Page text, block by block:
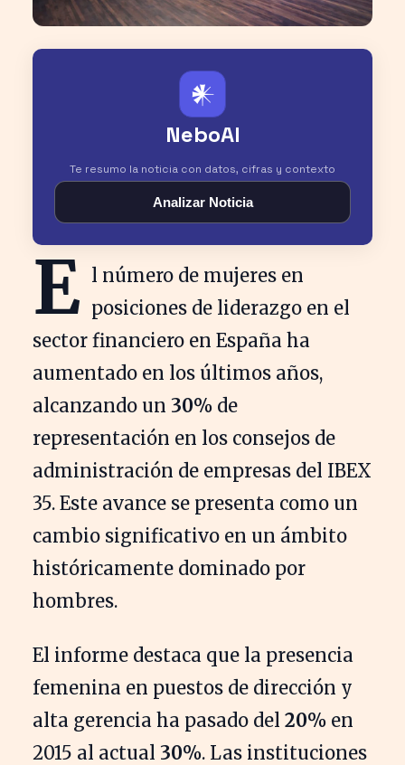
𒀭
NeboAI
Te resumo la noticia con datos, cifras y contexto
Analizar Noticia
E l número de mujeres en
posiciones de liderazgo en el
sector financiero en España ha
aumentado en los últimos años,
alcanzando un 30% de
representación en los consejos de
administración de empresas del IBEX
35. Este avance se presenta como un
cambio significativo en un ámbito
históricamente dominado por
hombres.
El informe destaca que la presencia
femenina en puestos de dirección y
alta gerencia ha pasado del 20% en
2015 al actual 30%. Las instituciones